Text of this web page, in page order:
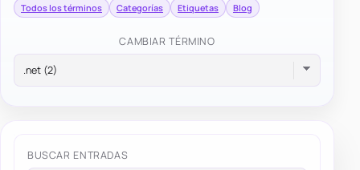
Todos los términos Categorías Etiquetas Blog
CAMBIAR TÉRMINO
BUSCAR ENTRADAS